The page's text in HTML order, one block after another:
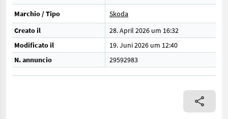
Marchio / Tipo
Skoda
Creato il
28. April 2026 um 16:32
Modificato il
19. Juni 2026 um 12:40
N. annuncio
29592983